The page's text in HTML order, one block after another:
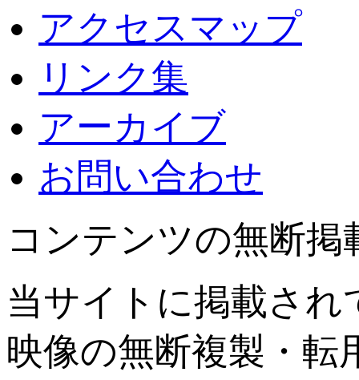
アクセスマップ
リンク集
アーカイブ
お問い合わせ
コンテンツの無断
当サイトに掲載され
映像の無断複製・転